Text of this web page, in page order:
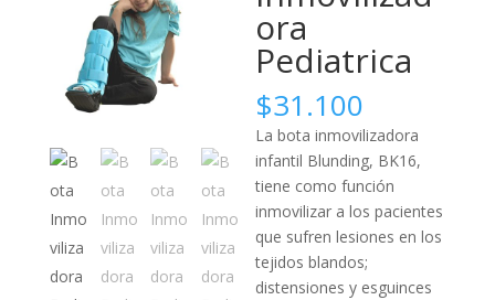
ora
Pediatrica
$31.100
La bota inmovilizadora
infantil Blunding, BK16,
tiene como función
inmovilizar a los pacientes
que sufren lesiones en los
tejidos blandos;
distensiones y esguinces